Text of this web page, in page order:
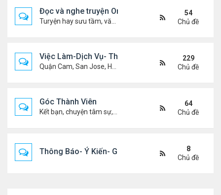
Đọc và nghe truyện Online
54
Chủ đề
Việc Làm-Dịch Vụ- Thuê Nhà
229
Chủ đề
Góc Thành Viên
64
Chủ đề
Thông Báo- Ý Kiến- Góp Ý- Liên Lạc
8
Chủ đề